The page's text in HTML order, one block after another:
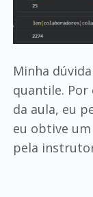
Minha
quantile.
da aula, eu
eu obtive
pela